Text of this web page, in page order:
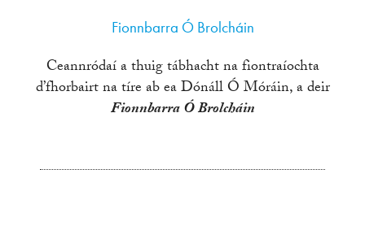
Fionnbarra Ó Brolcháin
Ceannródaí a thuig tábhacht na fiontraíochta
d’fhorbairt na tíre ab ea Dónáll Ó Móráin, a deir
Fionnbarra Ó Brolcháin